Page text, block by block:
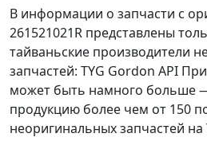
В информации о запчасти с
261521021R представлены
тайваньские производители
запчастей: TYG Gordon API
может быть намного больше
продукцию более чем от 150
неоригинальных запчастей на